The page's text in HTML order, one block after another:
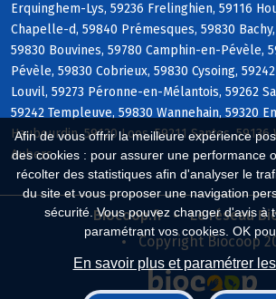
Afin de vous offrir la meilleure expérience
des cookies : pour assurer une performance
récolter des statistiques afin d'analyser le
du site et vous proposer une navigation
sécurité. Vous pouvez changer d'avis à
paramétrant vos cookies. OK
En savoir plus et paramétrer
Erquinghem-Lys, 59236 Frelinghien, 59116
Chapelle-d, 59840 Prémesques, 59830
59830 Bouvines, 59780 Camphin-en-Pévèle,
Pévèle, 59830 Cobrieux, 59830 Cysoing,
Louvil, 59273 Péronne-en-Mélantois, 59262
59242 Templeuve, 59830 Wannehain, 59320
Haubourdin, 59120 Loos, 59211 Santes, 59136
Aubers
Biocoop.fr
Le réseau
Copyright Biocoop